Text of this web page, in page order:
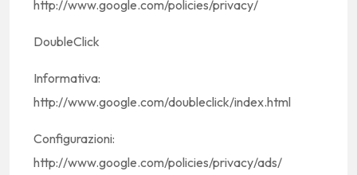
http://www.google.com/policies/privacy/
DoubleClick
Informativa:
http://www.google.com/doubleclick/index.html
Configurazioni:
http://www.google.com/policies/privacy/ads/